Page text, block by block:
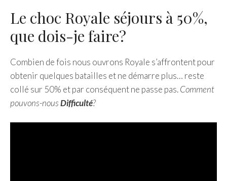
Le choc Royale séjours à 50%,
que dois-je faire?
Combien de fois nous ouvrons Royale s’affrontent pour
obtenir quelques batailles et ne démarre plus… reste
collé sur 50% et par conséquent ne passe pas.Comment
pouvons-nousDifficulté?